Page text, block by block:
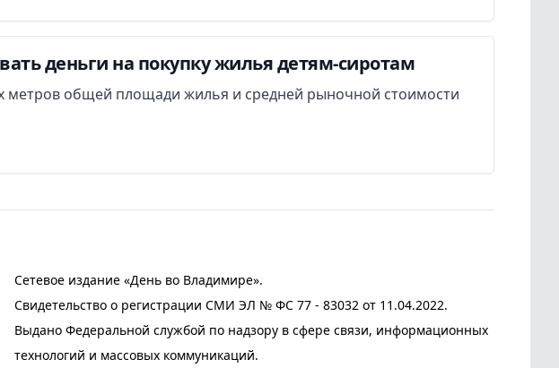
деньги на покупку жилья детям-сиротам
метров общей площади жилья и средней рыночной стоимости
Сетевое издание «День во Владимире».
Свидетельство о регистрации СМИ ЭЛ № ФС 77 - 83032 от 11.04.2022.
Выдано Федеральной службой по надзору в сфере связи, информационных
технологий и массовых коммуникаций.